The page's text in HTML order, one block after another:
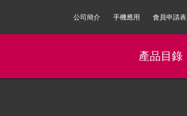
公司簡介 手機應用 會員申請表
產品目錄